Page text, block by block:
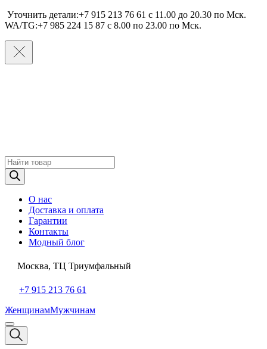
Уточнить детали:+7 915 213 76 61 c 11.00 до 20.30 по Мcк.
WA/TG:+7 985 224 15 87 c 8.00 по 23.00 по Мcк.
Поиск
товаров
О нас
Доставка и оплата
Гарантии
Контакты
Модный блог
Москва, ТЦ Триумфальный
+7 915 213 76 61
ЖенщинамМужчинам